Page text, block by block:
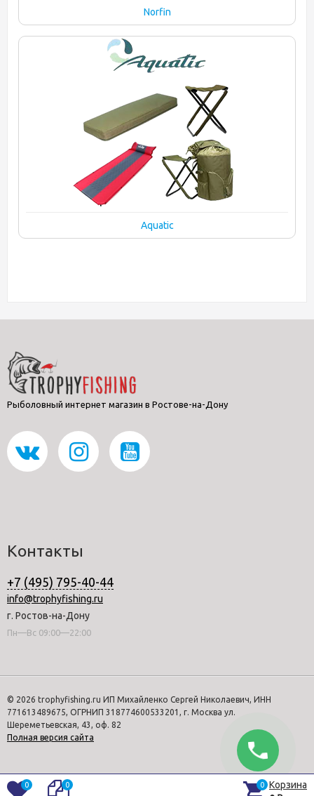
Norfin
Aquatic
Рыболовный интернет магазин в Ростове-на-Дону
Контакты
+7 (495) 795-40-44
info@trophyfishing.ru
г. Ростов-на-Дону
Пн—Вс 09:00—22:00
© 2026 trophyfishing.ru ИП Михайленко Сергей Николаевич, ИНН
771613489675, ОГРНИП 318774600533201, г. Москва ул.
Шереметьевская, 43, оф. 82
Полная версия сайта
0 0 0 Корзина